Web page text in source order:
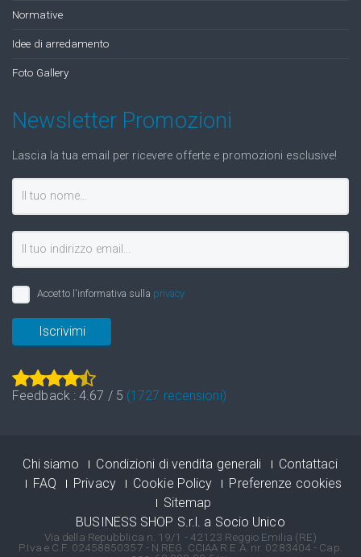
Normative
Idee di arredamento
Foto Gallery
Newsletter Promozioni
Lascia la tua email per ricevere offerte e promozioni esclusive!
Accetto l'informativa sulla privacy
Iscrivimi
Feedback :4.67 / 5 (1727 recensioni)
Chi siamo Condizioni di vendita generali
Contattaci
FAQ
Privacy Cookie Policy
Preferenze cookies
Sitemap
BUSINESS SHOP S.r.l. a Socio Unico
Via della Repubblica n. 19/1 - 42123 Reggio Emilia (RE)
P.Iva e C.F. 02458850357 - N.REG. CCIAA R.E.A. nr. 0283404 - Cap.